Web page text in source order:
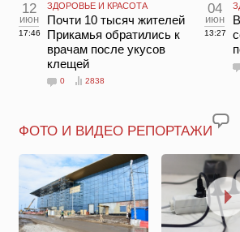
12
июн
17:46
ЗДОРОВЬЕ И КРАСОТА
Почти 10 тысяч жителей
Прикамья обратились к
врачам после укусов
клещей
0 2838
04
июн
13:27
ФОТО И ВИДЕО РЕПОРТАЖИ